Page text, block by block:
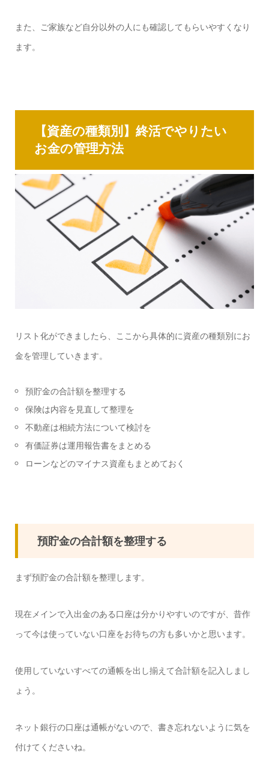
また、ご家族など自分以外の人にも確認してもらいやすくなり
ます。
【資産の種類別】終活でやりたい
お金の管理方法
リスト化ができましたら、ここから具体的に資産の種類別にお
金を管理していきます。
預貯金の合計額を整理する
保険は内容を見直して整理を
不動産は相続方法について検討を
有価証券は運用報告書をまとめる
ローンなどのマイナス資産もまとめておく
預貯金の合計額を整理する
まず預貯金の合計額を整理します。
現在メインで入出金のある口座は分かりやすいのですが、昔作
って今は使っていない口座をお待ちの方も多いかと思います。
使用していないすべての通帳を出し揃えて合計額を記入しまし
ょう。
ネット銀行の口座は通帳がないので、書き忘れないように気を
付けてくださいね。